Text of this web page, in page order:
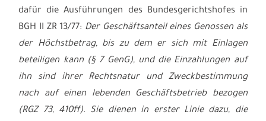
dafür die Ausführungen des Bundesgerichtshofes in
BGH II ZR 13/77: Der Geschäftsanteil eines Genossen als
der Höchstbetrag, bis zu dem er sich mit Einlagen
beteiligen kann (§ 7 GenG), und die Einzahlungen auf
ihn sind ihrer Rechtsnatur und Zweckbestimmung
nach auf einen lebenden Geschäftsbetrieb bezogen
(RGZ 73, 410ff). Sie dienen in erster Linie dazu, die